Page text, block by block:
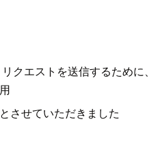
クエストを送信するために、
させていただきました